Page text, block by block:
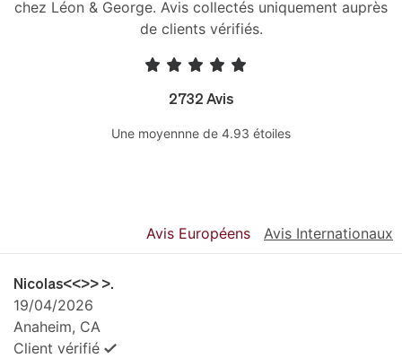
chez Léon & George. Avis collectés uniquement auprès
de clients vérifiés.
2732 Avis
Une moyennne de 4.93 étoiles
Avis Européens Avis Internationaux
Nicolas<<>> >.
19/04/2026
Anaheim, CA
Client vérifié